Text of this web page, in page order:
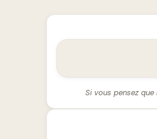
Si vous pensez